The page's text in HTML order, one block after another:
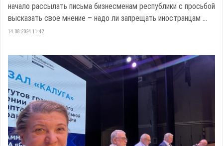
начало рассылать письма бизнесменам республики с просьбой
высказать свое мнение – надо ли запрещать иностранцам ...
14.08.2024 11:42